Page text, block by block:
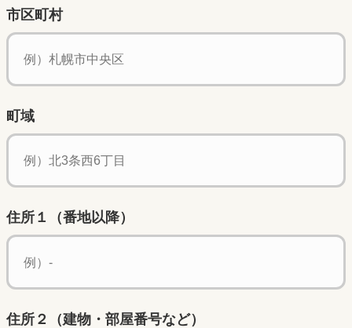
市区町村
町域
住所１（番地以降）
住所２（建物・部屋番号など）